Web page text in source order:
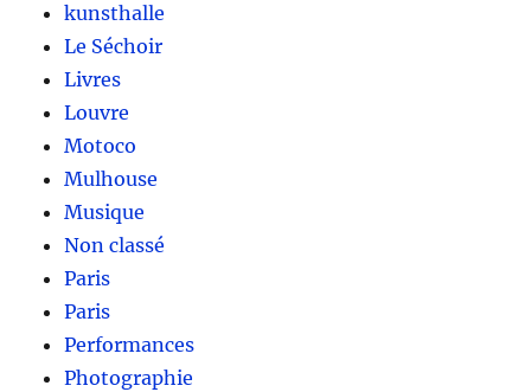
kunsthalle
Le Séchoir
Livres
Louvre
Motoco
Mulhouse
Musique
Non classé
Paris
Paris
Performances
Photographie